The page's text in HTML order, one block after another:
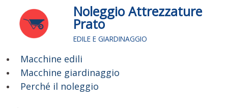
contenuto
Noleggio Attrezzature
Prato
EDILE E GIARDINAGGIO
Macchine edili
Macchine giardinaggio
Perché il noleggio
Menu